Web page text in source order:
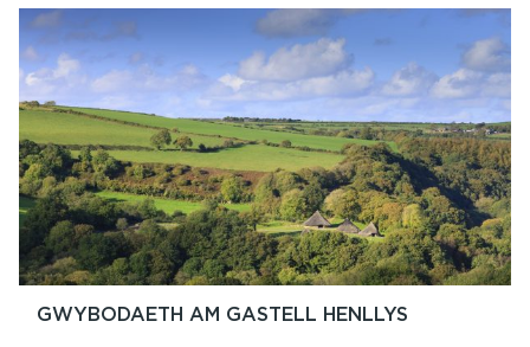
‘MLAEN
YNG
NGHASTELL
HENLLYS
GWYBODAETH AM GASTELL HENLLYS